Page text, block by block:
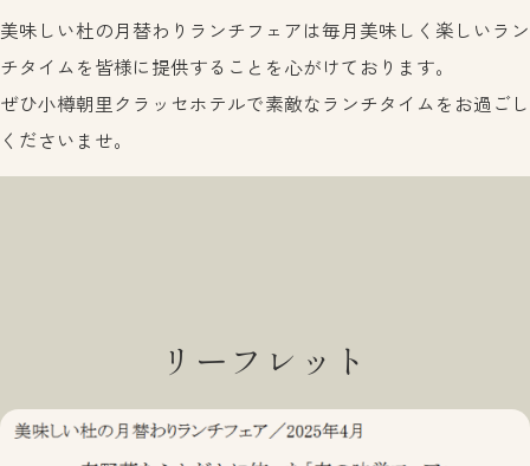
美味しい杜の月替わりランチフェアは毎月美味しく楽しいラン
チタイムを皆様に提供することを心がけております。
ぜひ小樽朝里クラッセホテルで素敵なランチタイムをお過ごし
くださいませ。
リーフレット